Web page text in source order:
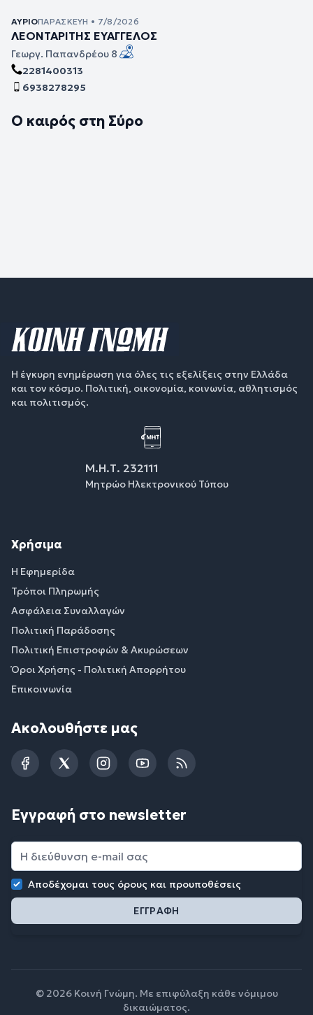
ΑΎΡΙΟΠΑΡΑΣΚΕΥΉ • 7/8/2026
ΛΕΟΝΤΑΡΙΤΗΣ ΕΥΑΓΓΕΛΟΣ
Γεωργ. Παπανδρέου 8
2281400313
6938278295
Ο καιρός στη Σύρο
Η έγκυρη ενημέρωση για όλες τις εξελίξεις στην Ελλάδα
και τον κόσμο. Πολιτική, οικονομία, κοινωνία, αθλητισμός
και πολιτισμός.
Μ.Η.Τ. 232111
Μητρώο Ηλεκτρονικού Τύπου
Χρήσιμα
Η Εφημερίδα
Τρόποι Πληρωμής
Ασφάλεια Συναλλαγών
Πολιτική Παράδοσης
Πολιτική Επιστροφών & Ακυρώσεων
Όροι Χρήσης - Πολιτική Απορρήτου
Επικοινωνία
Ακολουθήστε μας
FacebookTwitterInstagramYouTubeRSS
Εγγραφή στο newsletter
Αποδέχομαι τους όρους και προυποθέσεις
© 2026 Κοινή Γνώμη. Με επιφύλαξη κάθε νόμιμου
δικαιώματος.